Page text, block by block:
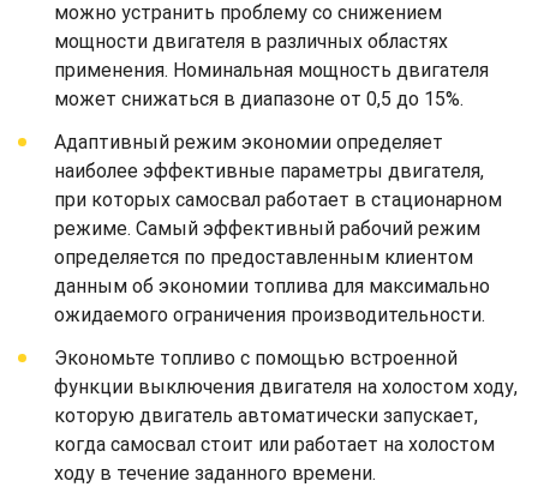
можно устранить проблему со снижением
мощности двигателя в различных областях
применения. Номинальная мощность двигателя
может снижаться в диапазоне от 0,5 до 15%.
Адаптивный режим экономии определяет
наиболее эффективные параметры двигателя,
при которых самосвал работает в стационарном
режиме. Самый эффективный рабочий режим
определяется по предоставленным клиентом
данным об экономии топлива для максимально
ожидаемого ограничения производительности.
Экономьте топливо с помощью встроенной
функции выключения двигателя на холостом ходу,
которую двигатель автоматически запускает,
когда самосвал стоит или работает на холостом
ходу в течение заданного времени.